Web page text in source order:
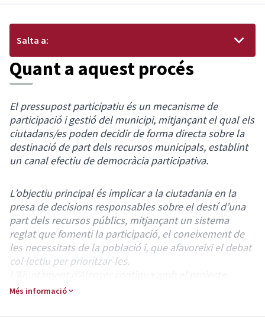
Quant a aquest procés
El pressupost participatiu és un mecanisme de
participació i gestió del municipi, mitjançant el qual els
ciutadans/es poden decidir de forma directa sobre la
destinació de part dels recursos municipals, establint
un canal efectiu de democràcia participativa.
L’objectiu principal és implicar a la ciutadania en la
presa de decisions responsables sobre el destí d’una
part dels recursos públics, mitjançant un sistema
reglat que fomenti la participació, el coneixement de
les necessitats de la població i, que afavoreixi el debat
col·lectiu per prioritzar-les.
innovador iniciat l’any 2018 en l’àmbit de la
Més informació
Salta a: